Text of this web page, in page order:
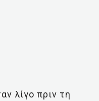
λίγο πριν τη